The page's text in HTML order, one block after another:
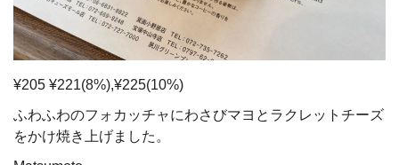
¥205 ¥221(8%),¥225(10%)
ふわふわのフォカッチャにわさびマヨとラクレットチーズ
をかけ焼き上げました。